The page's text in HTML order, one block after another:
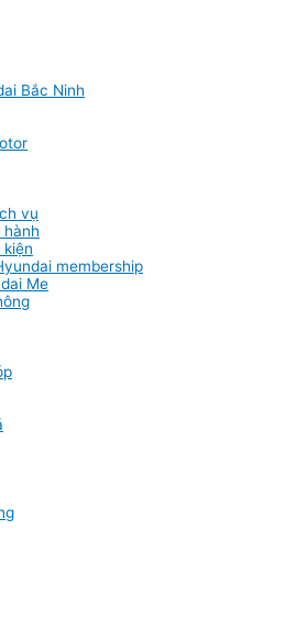
Bắc Ninh
vụ
hành
kiện
membership
Me